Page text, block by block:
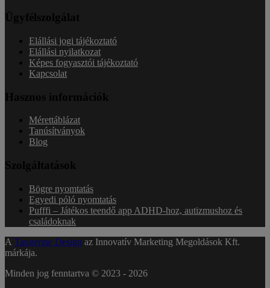
Ügyfélszolgálat
Elállási jogi tájékoztató
Elállási nyilatkozat
Képes fogyasztói tájékoztató
Kapcsolat
Hasznos információk
Mérettáblázat
Tanúsítványok
Blog
Szolgáltatások
Bögre nyomtatás
Egyedi póló nyomtatás
Pufffi – Játékos teendő app ADHD-hoz, autizmushoz és
családoknak
A Tangerine Design az Innovatív Marketing Megoldások Kft.
márkája.
Minden jog fenntartva © 2023 - 2026